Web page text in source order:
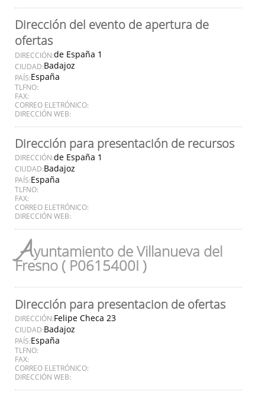
Dirección del evento de apertura de
ofertas
DIRECCIÓN:de España 1
CIUDAD:Badajoz
PAÍS:España
TLFNO:
FAX:
CORREO ELETRÓNICO:
DIRECCIÓN WEB:
Dirección para presentación de recursos
DIRECCIÓN:de España 1
CIUDAD:Badajoz
PAÍS:España
TLFNO:
FAX:
CORREO ELETRÓNICO:
DIRECCIÓN WEB:
Ayuntamiento de Villanueva del
Fresno ( P0615400I )
Dirección para presentacion de ofertas
DIRECCIÓN:Felipe Checa 23
CIUDAD:Badajoz
PAÍS:España
TLFNO:
FAX:
CORREO ELETRÓNICO:
DIRECCIÓN WEB: